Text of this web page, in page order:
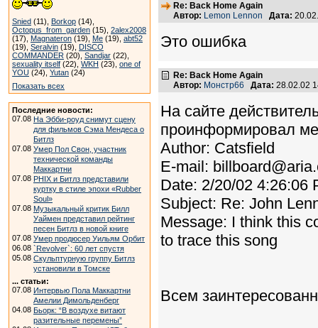
Snied (11), Borkop (14),
Octopus_from_garden (15), 2alex2008
(17), Magnateron (19), Me (19), abt52
(19), Seralvin (19), DISCO
COMMANDER (20), Sandjar (22),
sexuality itself (22), WKH (23), one of
YOU (24), Yutan (24)
Показать всех
Последние новости:
07.08 На Эбби-роуд снимут сцену
для фильмов Сэма Мендеса о
Битлз
07.08 Умер Пол Свон, участник
технической команды
Маккартни
07.08 PHIX и Битлз представили
куртку в стиле эпохи «Rubber
Soul»
07.08 Музыкальный критик Билл
Уаймен представил рейтинг
песен Битлз в новой книге
07.08 Умер продюсер Уильям Орбит
06.08 `Revolver`: 60 лет спустя
05.08 Скульптурную группу Битлз
установили в Томске
... статьи:
07.08 Интервью Пола Маккартни
Амелии Димольденберг
04.08 Бьорк: “В воздухе витают
разительные перемены”
Re: Back Home Again
Автор: Lemon Lennon Дата:
Это ошибка
Re: Back Home Again
Автор: Монстр66 Дата: 28.02.02
На сайте
проинформировал
Author: Catsfield
E-mail:
Date: 2/20/02 4:26:06
Subject: Re: John
Message: I think this
to trace this song
Всем